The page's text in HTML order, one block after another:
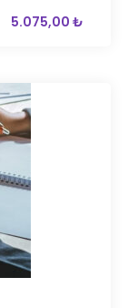
5.075,00 ₺